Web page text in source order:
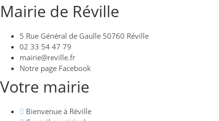
Mairie de Réville
5 Rue Général de Gaulle 50760 Réville
02 33 54 47 79
mairie@reville.fr
Notre page Facebook
Votre mairie
Bienvenue à Réville